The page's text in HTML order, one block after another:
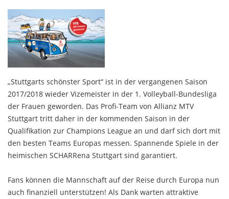
„Stuttgarts schönster Sport“ ist in der vergangenen Saison
2017/2018 wieder Vizemeister in der 1. Volleyball-Bundesliga
der Frauen geworden. Das Profi-Team von Allianz MTV
Stuttgart tritt daher in der kommenden Saison in der
Qualifikation zur Champions League an und darf sich dort mit
den besten Teams Europas messen. Spannende Spiele in der
heimischen SCHARRena Stuttgart sind garantiert.
Fans können die Mannschaft auf der Reise durch Europa nun
auch finanziell unterstützen! Als Dank warten attraktive